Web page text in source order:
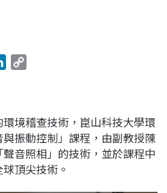
e
d
I
n
L
i
n
k
境稽查技術，崑山科技大學環
振動控制」課程，由副教授陳
音照相」的技術，並於課程中
頂尖技術。